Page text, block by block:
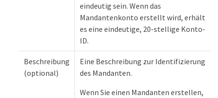
eindeutig sein. Wenn das
Mandantenkonto erstellt wird, erhält
es eine eindeutige, 20-stellige Konto-
ID.
Beschreibung
(optional)
Eine Beschreibung zur Identifizierung
des Mandanten.
Wenn Sie einen Mandanten erstellen,